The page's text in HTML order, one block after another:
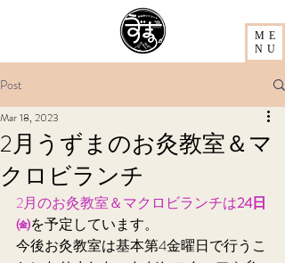
ME
NU
Post
2月うずまのお灸教室＆マ
クロビランチ
Mar 18, 2023
2月のお灸教室＆マクロビランチは24日
㈮を予定しています。
今後お灸教室は基本第4金曜日で行うこ